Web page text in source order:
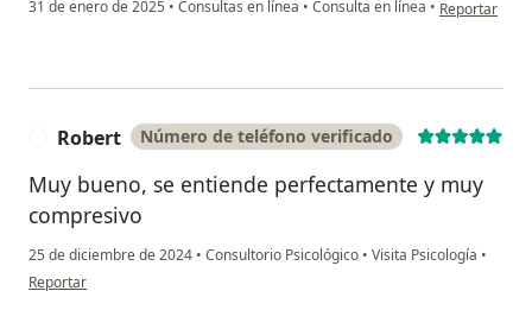
31 de enero de 2025 • Consultas en línea • Consulta en línea • Reportar
Robert Número de teléfono verificado
Muy bueno, se entiende perfectamente y muy
compresivo
25 de diciembre de 2024 • Consultorio Psicológico • Visita Psicología •
en opinión del usuario Robert
Reportar